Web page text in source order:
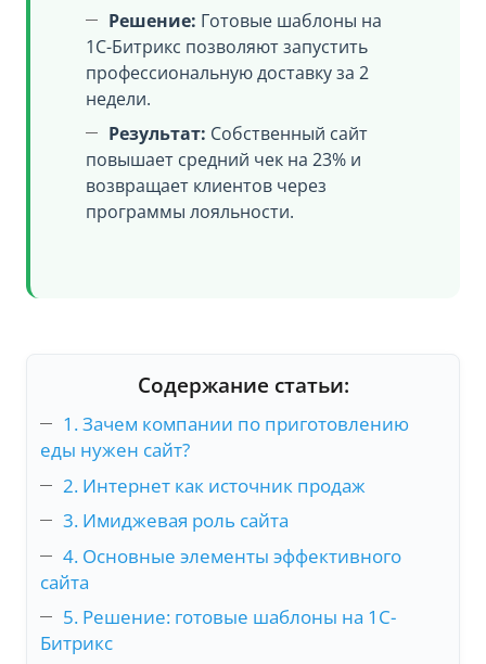
Решение: Готовые шаблоны на
1С-Битрикс позволяют запустить
профессиональную доставку за 2
недели.
Результат: Собственный сайт
повышает средний чек на 23% и
возвращает клиентов через
программы лояльности.
Содержание статьи:
1. Зачем компании по приготовлению
еды нужен сайт?
2. Интернет как источник продаж
3. Имиджевая роль сайта
4. Основные элементы эффективного
сайта
5. Решение: готовые шаблоны на 1С-
Битрикс